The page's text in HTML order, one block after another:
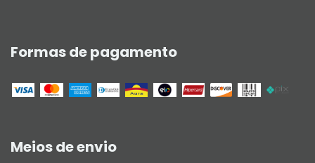
Formas de pagamento
Meios de envio